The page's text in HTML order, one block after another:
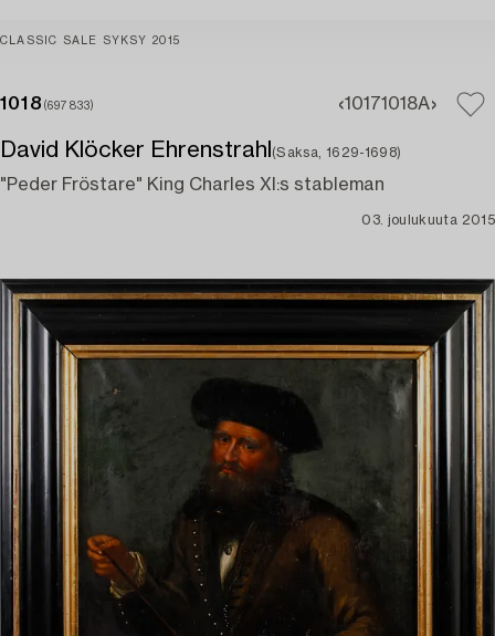
CLASSIC SALE SYKSY 2015
1018 (697833) 10171018A
David Klöcker Ehrenstrahl (Saksa, 1629-1698)
"Peder Fröstare" King Charles XI:s stableman
03. joulukuuta 2015